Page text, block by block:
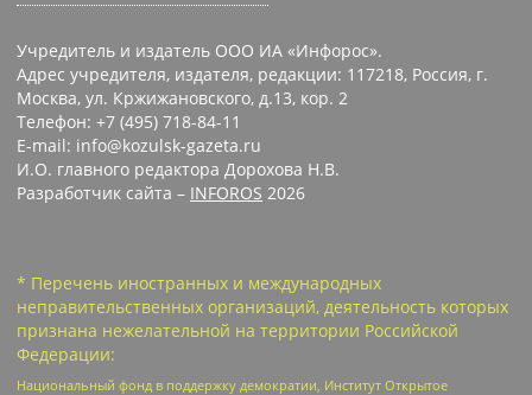
Учредитель и издатель ООО ИА «Инфорос».
Адрес учредителя, издателя, редакции: 117218, Россия, г.
Москва, ул. Кржижановского, д.13, кор. 2
Телефон: +7 (495) 718-84-11
E-mail: info@kozulsk-gazeta.ru
И.О. главного редактора Дорохова Н.В.
Разработчик сайта – INFOROS 2026
* Перечень иностранных и международных
неправительственных организаций, деятельность которых
признана нежелательной на территории Российской
Федерации:
Национальный фонд в поддержку демократии, Институт Открытое